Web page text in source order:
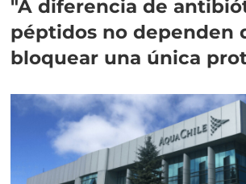
"A diferencia de
péptidos no dependen
bloquear una única